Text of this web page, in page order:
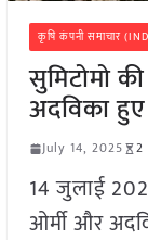
कृषि कंपनी समाचार
सुमिटोमो
अदविका
July 14, 2025 2
14 जुलाई
ओर्मी और